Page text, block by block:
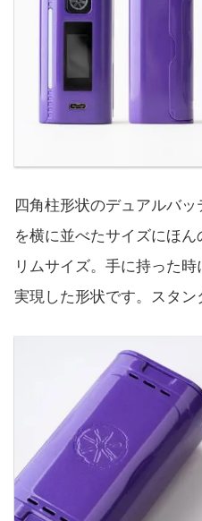
四角柱形状のデュアルバ
を横に並べたサイズにほ
リムサイズ。手に持った
実現した形状です。スタン